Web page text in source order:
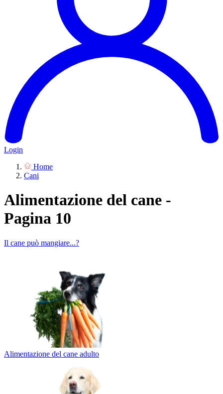
Login
Home
Cani
Alimentazione del cane -
Pagina 10
Il cane può mangiare...?
Alimentazione del cane adulto